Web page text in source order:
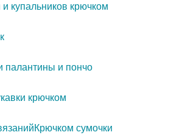
купальников крючком
палантины и пончо
крючком
Крючком сумочки